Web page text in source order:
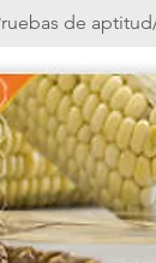
de